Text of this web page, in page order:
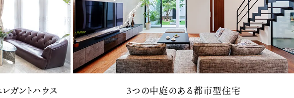
ガントハウス 3つの中庭のある都市型住宅